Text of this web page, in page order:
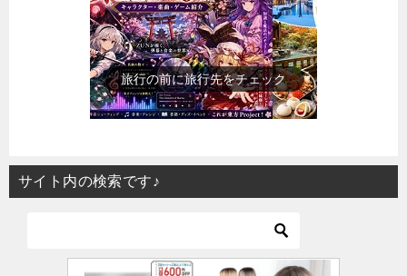
旅行の前に旅行先をチェック
サイト内の検索です♪